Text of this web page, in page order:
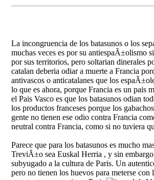
La incongruencia de los batasunos o los
muchas veces es por su antiespaÃ±olismo
por sus territorios, pero soltarian dinerales
catalan deberia odiar a muerte a Francia
antivascos o anticatalanes que los
lo que es ahora, porque Francia es un pais
el Pais Vasco es que los batasunos odian
los productos franceses porque los
gente no tienen ese odio contra Francia
neutral contra Francia, como si no tuviera
Parece que para los batasunos es mucho
TreviÃ±o sea Euskal Herria , y sin
subyugado a la cultura de Paris. Un
pero no tienen los huevos para meterse